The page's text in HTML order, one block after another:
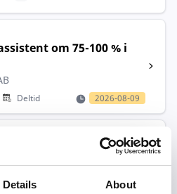
Details About
om 75-100 % i
Deltid 2026-08-09
assistent, vikarie vid be...
2026-08-09